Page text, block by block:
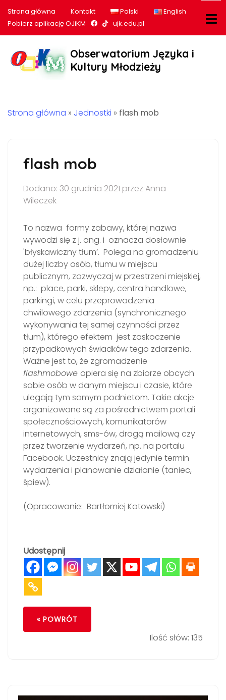
Strona główna Kontakt Polski
English
Pobierz aplikację OJiKM
Nasz profil na Facebook
Nasz profil na tiktok
ujk.edu.pl
Obserwatorium Języka i
Kultury Młodzieży
Strona główna » Jednostki » flash mob
flash mob
Dodano: 30 grudnia 2021 przez Anna
Wileczek
To nazwa formy zabawy, której nazwa
wywodzi się z j. ang. i oznacza dosłownie
'błyskawiczny tłum’. Polega na gromadzeniu
dużej liczby osób, tłumu w miejscu
publicznym, zazwyczaj w przestrzeni miejskiej,
np.: place, parki, sklepy, centra handlowe,
parkingi, w celu przeprowadzenia
chwilowego zdarzenia (synchronicznego
wykonywania tej samej czynności przez
tłum), którego efektem jest zaskoczenie
przypadkowych świadków tego zdarzenia.
Ważne jest to, że zgromadzenie
flashmobowe opiera się na zbiorze obcych
sobie osób w danym miejscu i czasie, które
ulegają tym samym podnietom. Takie akcje
organizowane są za pośrednictwem portali
społecznościowych, komunikatorów
internetowych, sms-ów, drogą mailową czy
przez tworzenie wydarzeń, np. na portalu
Facebook. Uczestnicy znają jedynie termin
wydarzenia i planowanie działanie (taniec,
śpiew).
(Opracowanie: Bartłomiej Kotowski)
Udostępnij
« POWRÓT
Ilość słów: 135